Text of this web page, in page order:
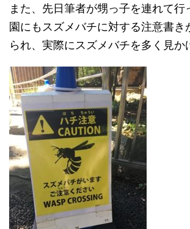
また、先日筆者が甥っ子を連れて行
園にもスズメバチに対する注意書き
られ、実際にスズメバチを多く見か